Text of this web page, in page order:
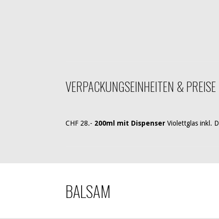
VERPACKUNGSEINHEITEN & PREISE
CHF 28.- 200ml mit Dispenser Violettglas inkl.
BALSAM